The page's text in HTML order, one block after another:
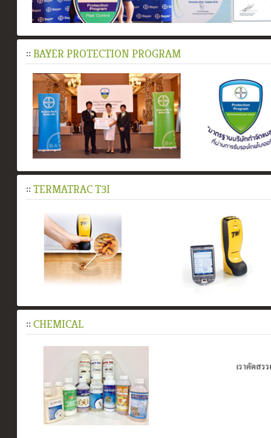
:: BAYER PROTECTION PROGRAM
:: TERMATRAC T3I
:: CHEMICAL